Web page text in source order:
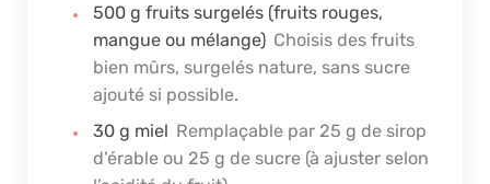
500 g fruits surgelés (fruits rouges,
mangue ou mélange) Choisis des fruits
bien mûrs, surgelés nature, sans sucre
ajouté si possible.
30 g miel Remplaçable par 25 g de sirop
d’érable ou 25 g de sucre (à ajuster selon